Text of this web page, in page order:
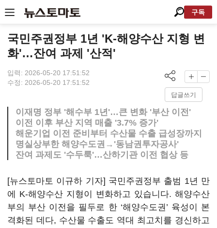
구독
국민주권정부 1년 'K-해양수산 지형 변
화'…잔여 과제 '산적'
입력: 2026-05-20 17:51:52
수정: 2026-05-20 17:51:52
답글쓰기
이재명 정부 '해수부 1년'…큰 변화 '부산 이전'
이전 이후 부산 지역 매출 '3.7% 증가'
해운기업 이전 준비부터 수산물 수출 급성장까지
명실상부한 해양수도권→'동남권투자공사'
잔여 과제도 '수두룩'…산하기관 이전 협상 등
[뉴스토마토 이규하 기자] 국민주권정부 출범 1년 만
에 K-해양수산 지형이 변화하고 있습니다. 해양수산
부의 부산 이전을 필두로 한 ‘해양수도권’ 육성이 본
격화된 데다, 수산물 수출도 역대 최고치를 경신하고